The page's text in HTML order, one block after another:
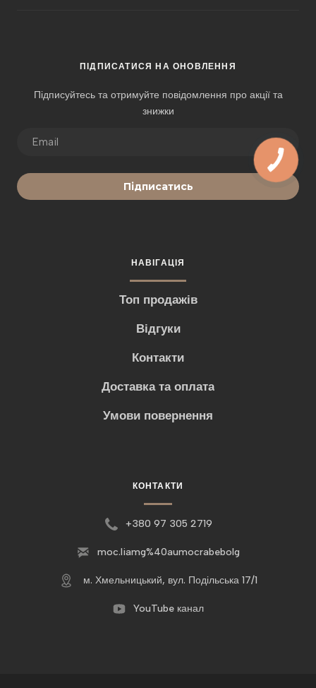
ПІДПИСАТИСЯ НА ОНОВЛЕННЯ
Підписуйтесь та отримуйте повідомлення про акції та
знижки
Підписатись
НАВІГАЦІЯ
Топ продажів
Відгуки
Контакти
Доставка та оплата
Умови повернення
КОНТАКТИ
+380 97 305 2719
moc.liamg%40aumocrabebolg
м. Хмельницький, вул. Подільська 17/1
YouTube канал